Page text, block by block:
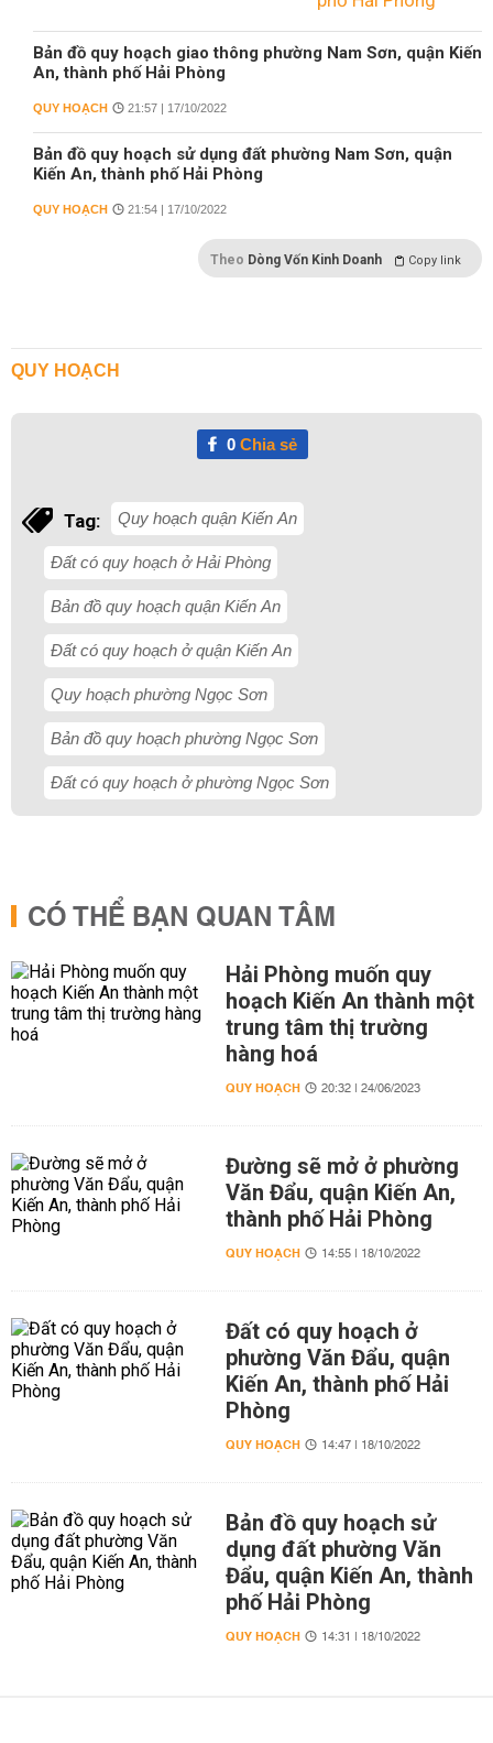
Bản đồ quy hoạch giao thông phường Nam Sơn, quận Kiến
An, thành phố Hải Phòng
QUY HOẠCH 21:57 | 17/10/2022
Bản đồ quy hoạch sử dụng đất phường Nam Sơn, quận
Kiến An, thành phố Hải Phòng
QUY HOẠCH 21:54 | 17/10/2022
Theo Dòng Vốn Kinh Doanh Copy link
QUY HOẠCH
0Chia sẻ
Tag: Quy hoạch quận Kiến An
Đất có quy hoạch ở Hải Phòng
Bản đồ quy hoạch quận Kiến An
Đất có quy hoạch ở quận Kiến An
Quy hoạch phường Ngọc Sơn
Bản đồ quy hoạch phường Ngọc Sơn
Đất có quy hoạch ở phường Ngọc Sơn
CÓ THỂ BẠN QUAN TÂM
Hải Phòng muốn quy
hoạch Kiến An thành một
trung tâm thị trường
hàng hoá
QUY HOẠCH 20:32 | 24/06/2023
Đường sẽ mở ở phường
Văn Đẩu, quận Kiến An,
thành phố Hải Phòng
QUY HOẠCH 14:55 | 18/10/2022
Đất có quy hoạch ở
phường Văn Đẩu, quận
Kiến An, thành phố Hải
Phòng
QUY HOẠCH 14:47 | 18/10/2022
Bản đồ quy hoạch sử
dụng đất phường Văn
Đẩu, quận Kiến An, thành
phố Hải Phòng
QUY HOẠCH 14:31 | 18/10/2022